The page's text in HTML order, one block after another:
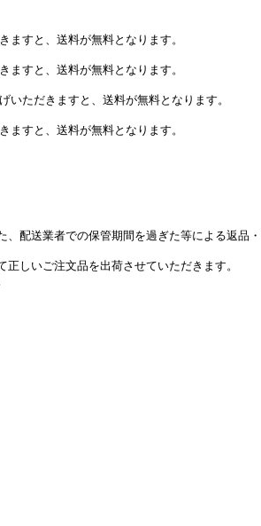
すと、送料が無料となります。
すと、送料が無料となります。
ただきますと、送料が無料となります。
すと、送料が無料となります。
配送業者での保管期間を過ぎた等による返品・
しいご注文品を出荷させていただきます。